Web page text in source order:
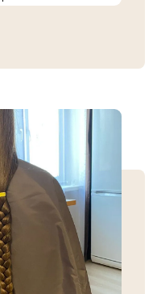
волосы
или бумагу.
салон «Банк